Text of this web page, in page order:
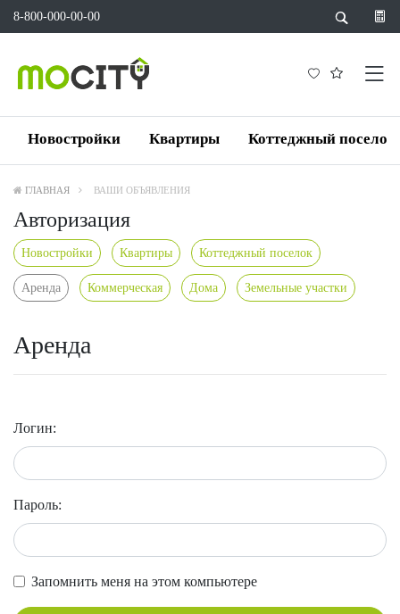
8-800-000-00-00
Новостройки Квартиры Коттеджный поселок
ГЛАВНАЯ ВАШИ ОБЪЯВЛЕНИЯ
Авторизация
Новостройки Квартиры Коттеджный поселок
Аренда Коммерческая Дома Земельные участки
Аренда
Логин:
Пароль:
Запомнить меня на этом компьютере